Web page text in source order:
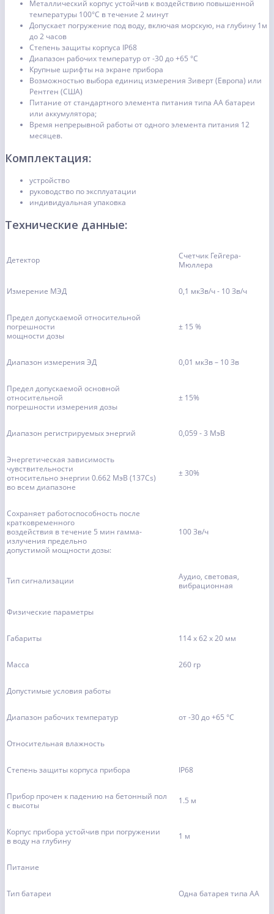
Металлический корпус устойчив к воздействию повышенной
температуры 100°С в течение 2 минут
Допускает погружение под воду, включая морскую, на глубину 1м
до 2 часов
Степень защиты корпуса IP68
Диапазон рабочих температур от -30 до +65 °C
Крупные шрифты на экране прибора
Возможностью выбора единиц измерения Зиверт (Европа) или
Рентген (США)
Питание от стандартного элемента питания типа АА батареи
или аккумулятора;
Время непрерывной работы от одного элемента питания 12
месяцев.
Комплектация:
устройство
руководство по эксплуатации
индивидуальная упаковка
Технические данные:
Детектор
Счетчик Гейгера-
Мюллера
Измерение МЭД 0,1 мкЗв/ч - 10 Зв/ч
Предел допускаемой относительной
погрешности
мощности дозы
± 15 %
Диапазон измерения ЭД 0,01 мкЗв – 10 Зв
Предел допускаемой основной
относительной
погрешности измерения дозы
± 15%
Диапазон регистрируемых энергий 0,059 - 3 МэВ
Энергетическая зависимость
чувствительности
относительно энергии 0.662 МэВ (137Cs)
во всем диапазоне
± 30%
Сохраняет работоспособность после
кратковременного
воздействия в течение 5 мин гамма-
излучения предельно
допустимой мощности дозы:
100 Зв/ч
Тип сигнализации
Аудио, световая,
вибрационная
Физические параметры
Габариты 114 x 62 x 20 мм
Масса 260 гр
Допустимые условия работы
Диапазон рабочих температур от -30 до +65 °C
Относительная влажность
Степень защиты корпуса прибора IP68
Прибор прочен к падению на бетонный пол
с высоты
1.5 м
Корпус прибора устойчив при погружении
в воду на глубину
1 м
Питание
Тип батареи Одна батарея типа АА